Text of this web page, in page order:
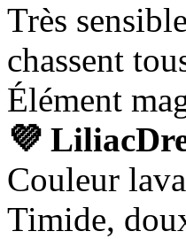
Très
chassent
Élément
💜
Couleur
Timide,